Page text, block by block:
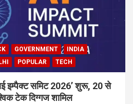
GOVERNMENT
INDIA
POPULAR TECH
इम्पैक्ट समिट 2026’ शुरू, 20 से
टेक दिग्गज शामिल